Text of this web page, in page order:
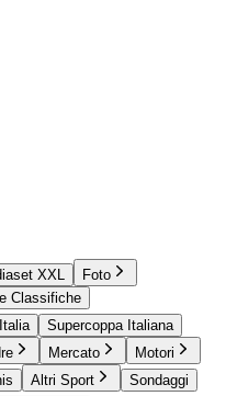
XXL
Foto
Classifiche
Supercoppa Italiana
Mercato
Motori
Altri Sport
Sondaggi